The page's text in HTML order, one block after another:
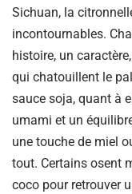
Sichuan, la
incontournables.
histoire, un
qui chatouillent le
sauce soja, quant à
umami et un
une touche de miel
tout. Certains osent
coco pour retrouver